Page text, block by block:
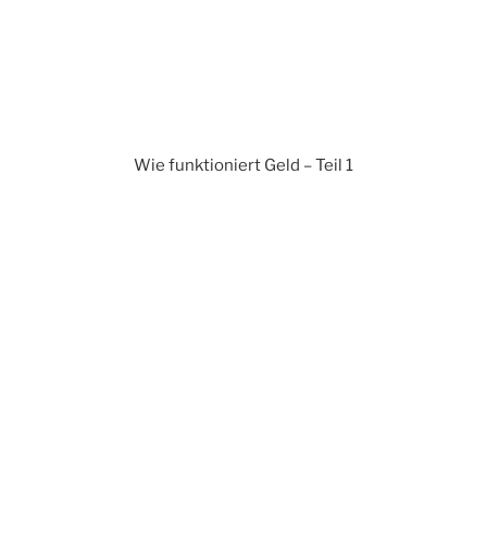
Wie funktioniert Geld – Teil 1